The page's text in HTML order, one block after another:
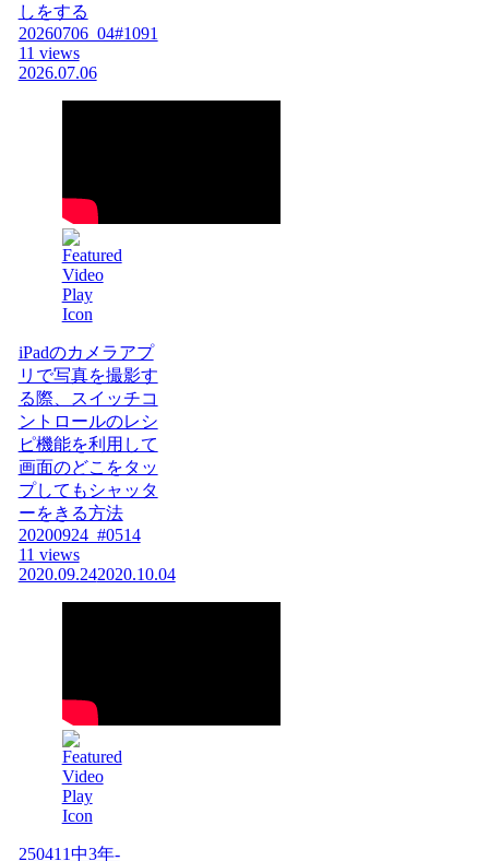
しをする
20260706_04#1091
11 views
2026.07.06
iPadのカメラアプ
リで写真を撮影す
る際、スイッチコ
ントロールのレシ
ピ機能を利用して
画面のどこをタッ
プしてもシャッタ
ーをきる方法
20200924_#0514
11 views
2020.09.242020.10.04
250411中3年-